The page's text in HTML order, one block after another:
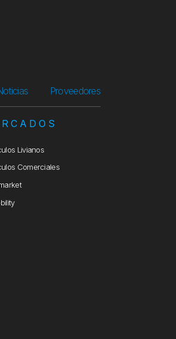
Proveedores
Livianos
Comerciales